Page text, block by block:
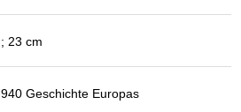
; 23 cm
940 Geschichte Europas